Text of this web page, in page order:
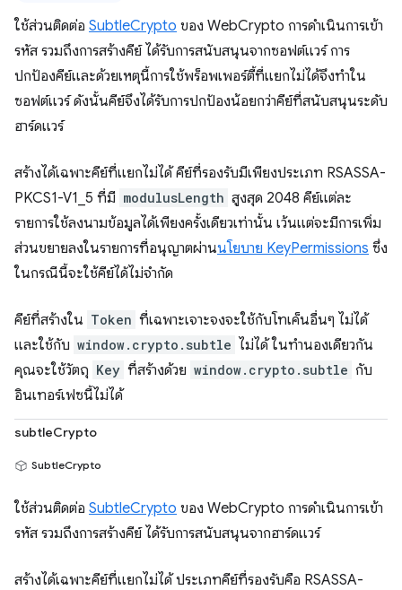
ใช้ส่วนติดต่อ SubtleCrypto ของ WebCrypto การดำเนินการเข้า
รหัส รวมถึงการสร้างคีย์ ได้รับการสนับสนุนจากซอฟต์แวร์ การ
ปกป้องคีย์และด้วยเหตุนี้การใช้พร็อพเพอร์ตี้ที่แยกไม่ได้จึงทำใน
ซอฟต์แวร์ ดังนั้นคีย์จึงได้รับการปกป้องน้อยกว่าคีย์ที่สนับสนุนระดับ
ฮาร์ดแวร์
สร้างได้เฉพาะคีย์ที่แยกไม่ได้ คีย์ที่รองรับมีเพียงประเภท RSASSA-
PKCS1-V1_5 ที่มี modulusLength สูงสุด 2048 คีย์แต่ละ
รายการใช้ลงนามข้อมูลได้เพียงครั้งเดียวเท่านั้น เว้นแต่จะมีการเพิ่ม
ส่วนขยายลงในรายการที่อนุญาตผ่านนโยบาย KeyPermissions ซึ่ง
ในกรณีนี้จะใช้คีย์ได้ไม่จำกัด
คีย์ที่สร้างใน Token ที่เฉพาะเจาะจงจะใช้กับโทเค็นอื่นๆ ไม่ได้
และใช้กับ window.crypto.subtle ไม่ได้ ในทำนองเดียวกัน
คุณจะใช้วัตถุ Key ที่สร้างด้วย window.crypto.subtle กับ
อินเทอร์เฟซนี้ไม่ได้
subtleCrypto
SubtleCrypto
ใช้ส่วนติดต่อ SubtleCrypto ของ WebCrypto การดำเนินการเข้า
รหัส รวมถึงการสร้างคีย์ ได้รับการสนับสนุนจากฮาร์ดแวร์
สร้างได้เฉพาะคีย์ที่แยกไม่ได้ ประเภทคีย์ที่รองรับคือ RSASSA-